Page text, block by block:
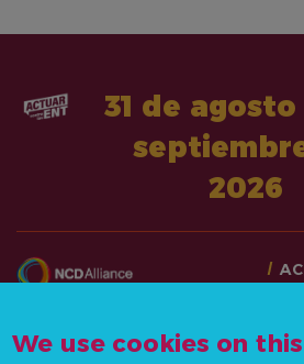
31 de agosto
2026
info@actonncds.org
We use cookies on